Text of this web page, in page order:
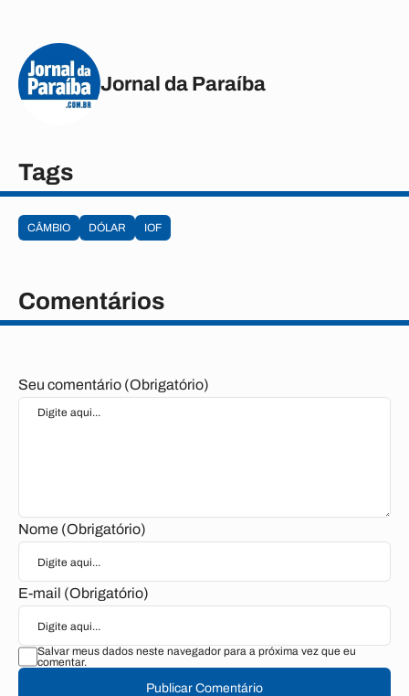
Jornal da Paraíba
Tags
CÂMBIO DÓLAR IOF
Comentários
Seu comentário (Obrigatório)
Nome (Obrigatório)
E-mail (Obrigatório)
Salvar meus dados neste navegador para a próxima vez que eu
comentar.
Publicar Comentário